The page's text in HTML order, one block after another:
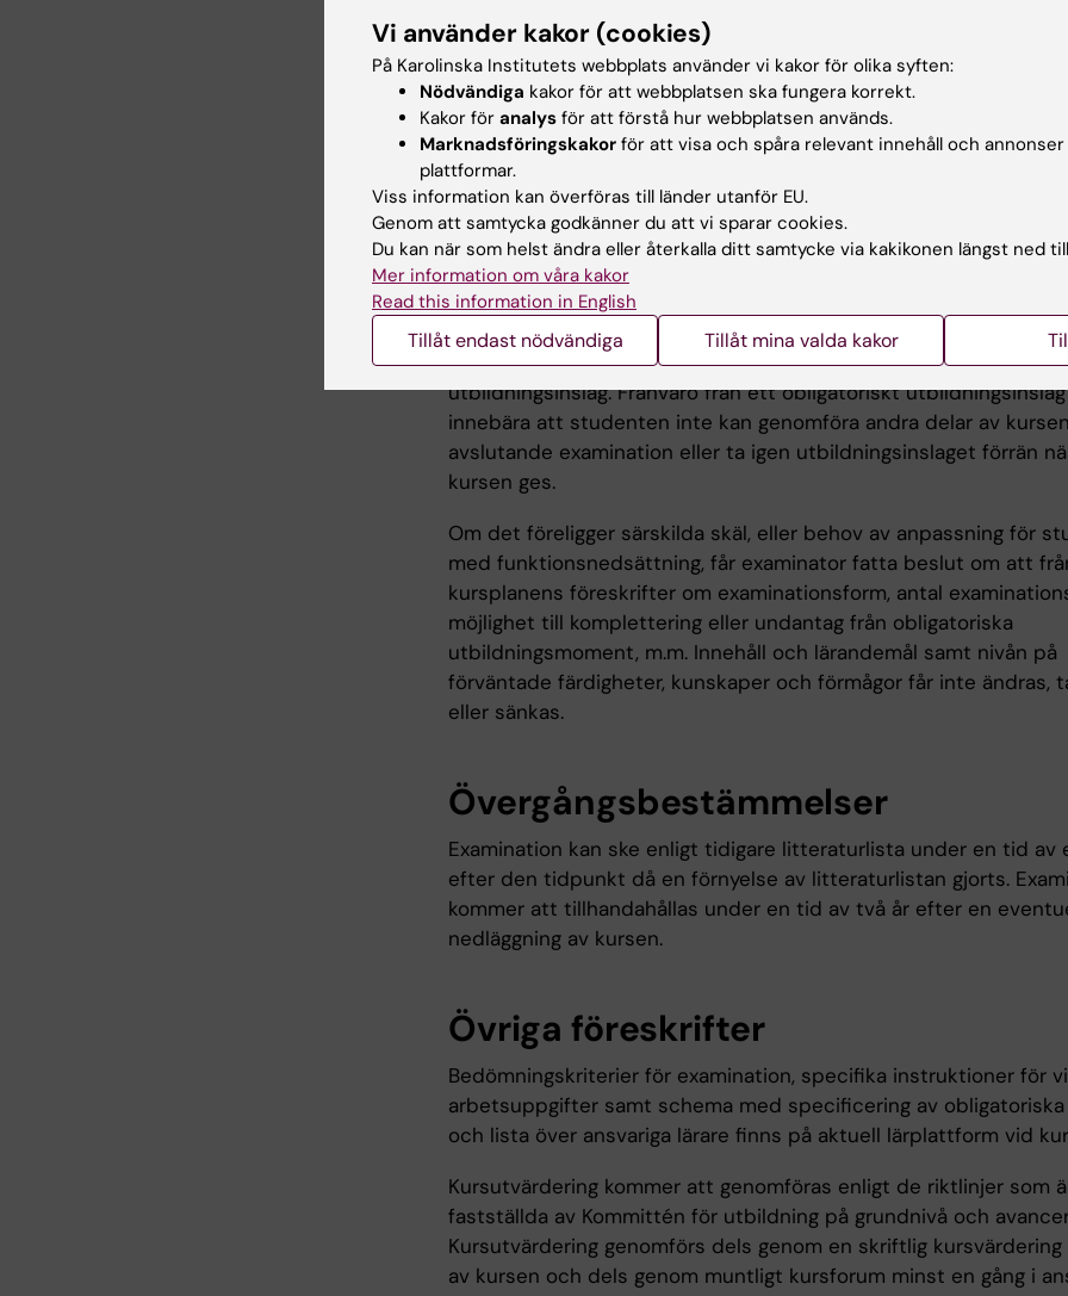
delta vid ytterligare fem examinationstillfällen. Vid varje
ett ordinarie examinationstillfälle och två omtentamenstillfällen.
studenten genomfört sex underkända
tentamina/prov/inlämningsuppgifter ges inte något ytterligare
examinationstillfälle. Komplettering av skriftlig inlämningsuppgift
som ett examinationstillfälle. Inlämning av blank skrivning räknas
examinationstillfälle. Examinationstillfälle till vilket studenten har
sig men inte deltagit i räknas inte som examinationstillfälle.
Vid frånvaro från obligatoriskt utbildningsinslag ansvarar
för att kontakta kursansvarig lärare för ersättningsuppgift.
bedömer om och hur en student kan ta igen missat obligatoriskt
utbildningsinslag. Frånvaro från ett obligatoriskt
innebära att studenten inte kan genomföra andra delar av
avslutande examination eller ta igen utbildningsinslaget förrän
kursen ges.
Om det föreligger särskilda skäl, eller behov av anpassning för
med funktionsnedsättning, får examinator fatta beslut om att
kursplanens föreskrifter om examinationsform, antal
möjlighet till komplettering eller undantag från obligatoriska
utbildningsmoment, m.m. Innehåll och lärandemål samt nivån på
förväntade färdigheter, kunskaper och förmågor får inte ändras,
eller sänkas.
Övergångsbestämmelser
Examination kan ske enligt tidigare litteraturlista under en tid av
efter den tidpunkt då en förnyelse av litteraturlistan gjorts.
kommer att tillhandahållas under en tid av två år efter en
nedläggning av kursen.
Övriga föreskrifter
Bedömningskriterier för examination, specifika instruktioner för
arbetsuppgifter samt schema med specificering av
och lista över ansvariga lärare finns på aktuell lärplattform vid
Kursutvärdering kommer att genomföras enligt de riktlinjer som
fastställda av Kommittén för utbildning på grundnivå och
Kursutvärdering genomförs dels genom en skriftlig
av kursen och dels genom muntligt kursforum minst en gång i
Vi använder kakor (cookies)
På Karolinska Institutets webbplats använder vi kakor för olika syften:
Nödvändiga kakor för att webbplatsen ska fungera korrekt.
Kakor för analys för att förstå hur webbplatsen används.
Marknadsföringskakor för att visa och spåra relevant innehåll och
plattformar.
Viss information kan överföras till länder utanför EU.
Genom att samtycka godkänner du att vi sparar cookies.
Du kan när som helst ändra eller återkalla ditt samtycke via kakikonen längst ned
Mer information om våra kakor
Read this information in English
Tillåt endast nödvändiga Tillåt mina valda kakor